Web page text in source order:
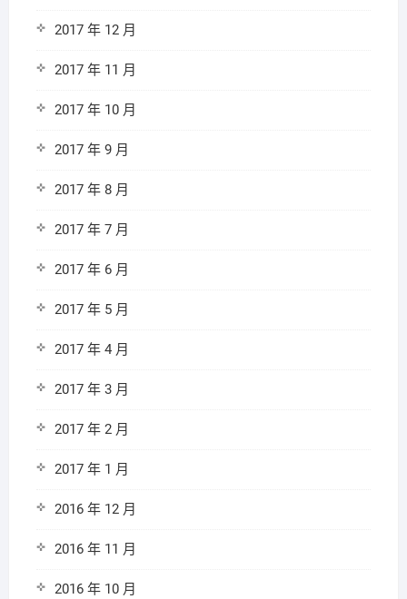
2017 年 12 月
2017 年 11 月
2017 年 10 月
2017 年 9 月
2017 年 8 月
2017 年 7 月
2017 年 6 月
2017 年 5 月
2017 年 4 月
2017 年 3 月
2017 年 2 月
2017 年 1 月
2016 年 12 月
2016 年 11 月
2016 年 10 月